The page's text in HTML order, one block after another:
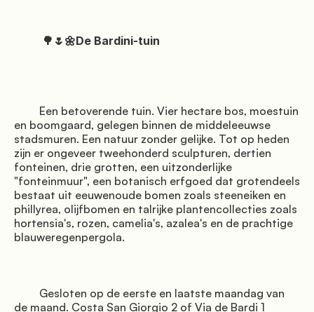
en boomgaard, gelegen binnen de middeleeuwse
stadsmuren. Een natuur zonder gelijke. Tot op heden
zijn er ongeveer tweehonderd sculpturen, dertien
fonteinen, drie grotten, een uitzonderlijke
"fonteinmuur", een botanisch erfgoed dat grotendeels
bestaat uit eeuwenoude bomen zoals steeneiken en
phillyrea, olijfbomen en talrijke plantencollecties zoals
hortensia's, rozen, camelia's, azalea's en de prachtige
blauweregenpergola.
de maand. Costa San Giorgio 2 of Via de Bardi 1